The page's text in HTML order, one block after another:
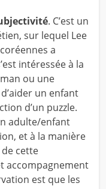
. C’est un
sur lequel Lee
a
intéressée à la
ou une
un enfant
d’un puzzle.
adulte/enfant
et à la manière
cette
accompagnement
est que les